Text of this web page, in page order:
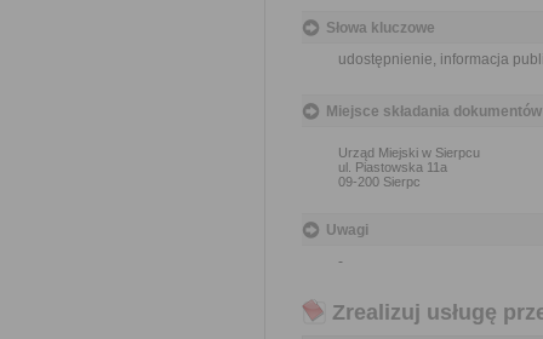
Słowa kluczowe
udostępnienie, informacja
Miejsce składania dokumentów
Urząd Miejski w Sierpcu
ul. Piastowska 11a
09-200 Sierpc
Uwagi
-
Zrealizuj usługę